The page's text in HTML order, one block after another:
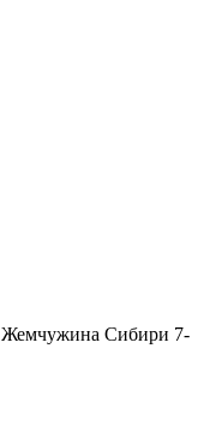
Жемчужина Сибири 7-